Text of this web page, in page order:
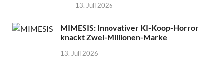
13. Juli 2026
MIMESIS: Innovativer KI-Koop-Horror
knackt Zwei-Millionen-Marke
13. Juli 2026